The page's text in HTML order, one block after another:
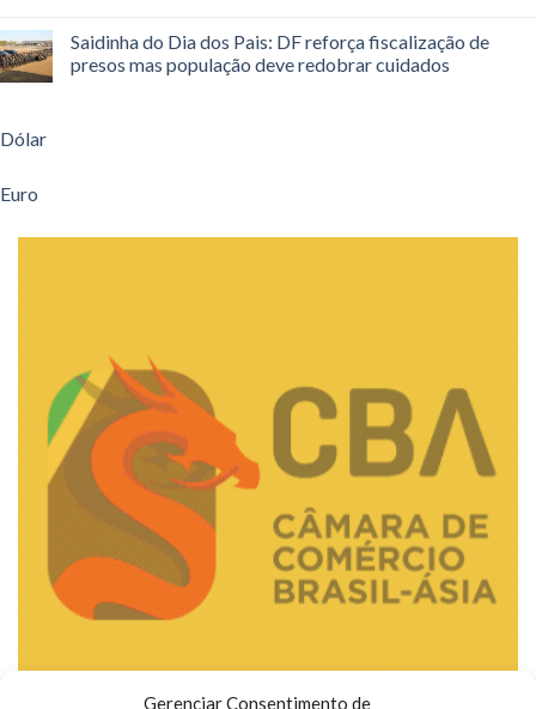
Gerenciar Consentimento de
Saidinha do Dia dos Pais: DF reforça fiscalização de
presos mas população deve redobrar cuidados
Dólar
Euro